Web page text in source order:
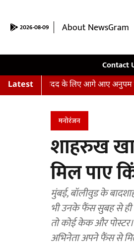
2026-08-09 About NewsGram
Contact
Latestकी मदद के लिए आगे आए अनुपम खेर,
मनोरंजन
शाहरुख
मिल पाए
मुंबई, बॉलीवुड के
भी उनके फैंस सुबह से ही
तो कोई केक और
अभिनेता अपने फैंस से